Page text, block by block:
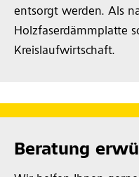
entsorgt werden. Als
Holzfaserdämmplatte
Kreislaufwirtschaft.
Beratung